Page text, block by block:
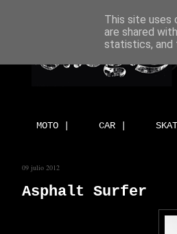
MOTO | CAR |
09 julio 2012
Asphalt Surfer
This site uses
are shared
statistics, and